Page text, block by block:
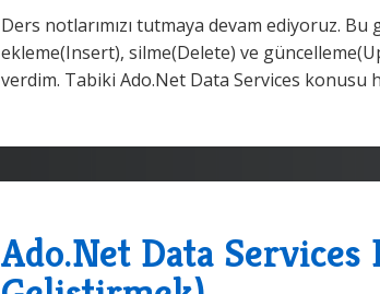
Ders notlarımızı tutmaya devam ediyoruz.
ekleme(Insert), silme(Delete) ve
verdim. Tabiki Ado.Net Data Services konusu
Ado.Net Data